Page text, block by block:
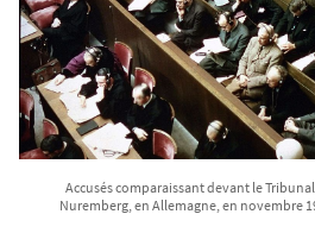
Accusés comparaissant devant le
Nuremberg, en Allemagne, en novembre